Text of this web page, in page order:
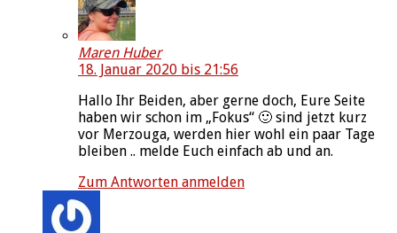
Maren Huber
18. Januar 2020 bis 21:56
Hallo Ihr Beiden, aber gerne doch, Eure Seite
haben wir schon im „Fokus“ 🙂 sind jetzt kurz
vor Merzouga, werden hier wohl ein paar Tage
bleiben .. melde Euch einfach ab und an.
Zum Antworten anmelden